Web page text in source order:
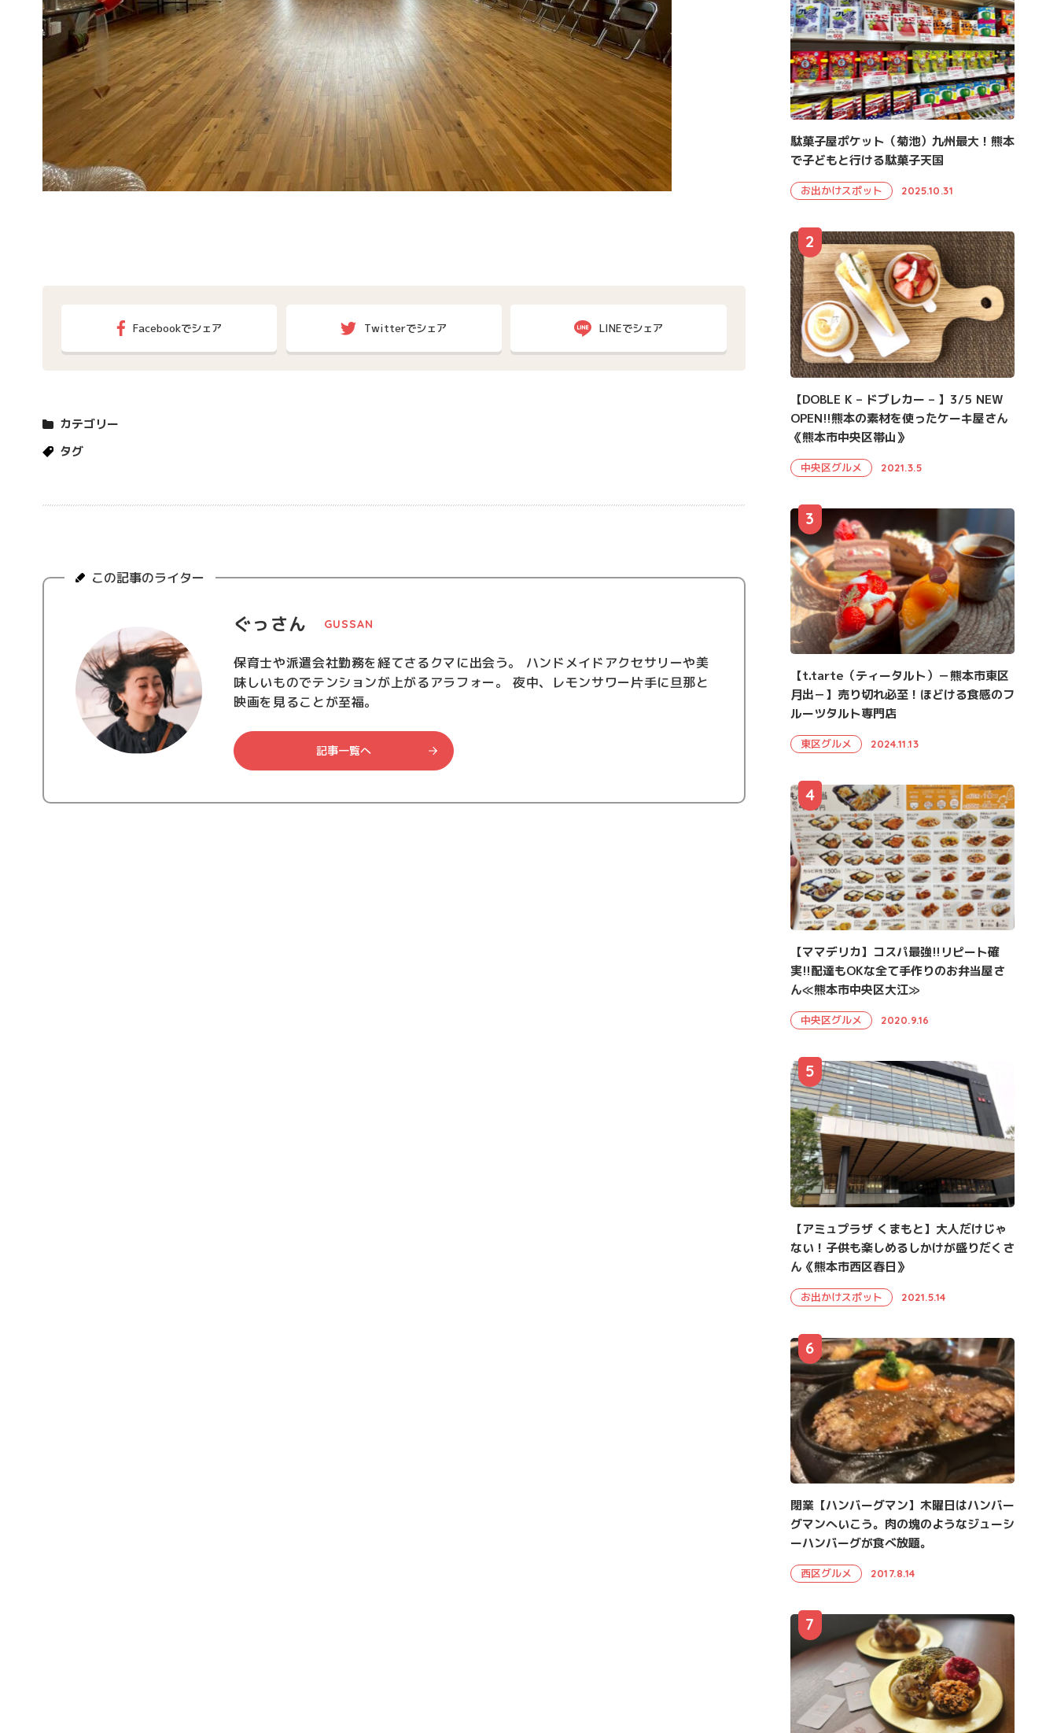
Facebookでシェア Twitterでシェア LINEでシェア
カテゴリー
タグ
この記事のライター
ぐっさん GUSSAN
保育士や派遣会社勤務を経てさるクマに出会う。 ハンドメイドアクセサリーや美
味しいものでテンションが上がるアラフォー。 夜中、レモンサワー片手に旦那と
映画を見ることが至福。
記事一覧へ
駄菓子屋ポケット（菊池）九州最大！熊本
で子どもと行ける駄菓子天国
お出かけスポット 2025.10.31
【DOBLE K – ドブレカー – 】3/5 NEW
OPEN!!熊本の素材を使ったケーキ屋さん
《熊本市中央区帯山》
中央区グルメ 2021.3.5
2
【t.tarte（ティータルト）－熊本市東区
月出－】売り切れ必至！ほどける食感のフ
ルーツタルト専門店
東区グルメ 2024.11.13
3
【ママデリカ】コスパ最強!!リピート確
実!!配達もOKな全て手作りのお弁当屋さ
ん≪熊本市中央区大江≫
中央区グルメ 2020.9.16
4
【アミュプラザ くまもと】大人だけじゃ
ない！子供も楽しめるしかけが盛りだくさ
ん《熊本市西区春日》
お出かけスポット 2021.5.14
5
閉業【ハンバーグマン】木曜日はハンバー
グマンへいこう。肉の塊のようなジューシ
ーハンバーグが食べ放題。
西区グルメ 2017.8.14
6
7